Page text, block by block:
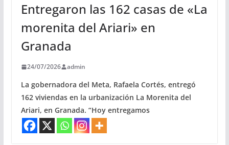
Entregaron las 162 casas de «La
morenita del Ariari» en
Granada
24/07/2026 admin
La gobernadora del Meta, Rafaela Cortés, entregó
162 viviendas en la urbanización La Morenita del
Ariari, en Granada. “Hoy entregamos